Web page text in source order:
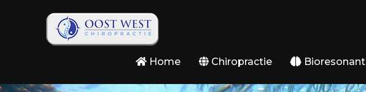
Home Chiropractie